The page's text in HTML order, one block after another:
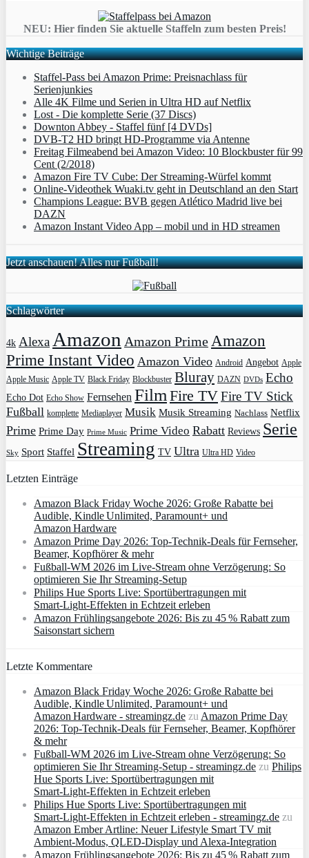
NEU: Hier finden Sie aktuelle Staffeln zum besten Preis!
Wichtige Beiträge
Staffel-Pass bei Amazon Prime: Preisnachlass für
Serienjunkies
Alle 4K Filme und Serien in Ultra HD auf Netflix
Lost - Die komplette Serie (37 Discs)
Downton Abbey - Staffel fünf [4 DVDs]
DVB-T2 HD bringt HD-Programme via Antenne
Freitag Filmeabend bei Amazon Video: 10 Blockbuster für 99
Cent (2/2018)
Amazon Fire TV Cube: Der Streaming-Würfel kommt
Online-Videothek Wuaki.tv geht in Deutschland an den Start
Champions League: BVB gegen Atlético Madrid live bei
DAZN
Amazon Instant Video App – mobil und in HD streamen
Jetzt anschauen! Alles nur Fußball!
Schlagwörter
4k Alexa Amazon Amazon Prime Amazon
Prime Instant Video Amazon Video Android Angebot Apple
Apple Music Apple TV Black Friday Blockbuster Bluray DAZN DVDs Echo
Echo Dot Echo Show Fernsehen Film Fire TVFire TV Stick
Fußball komplette Mediaplayer Musik Musik Streaming Nachlass Netflix
Prime Prime Day Prime Music Prime Video Rabatt Reviews Serie
Sky Sport Staffel Streaming TV Ultra Ultra HD Video
Letzten Einträge
Amazon Black Friday Woche 2026: Große Rabatte bei
Audible, Kindle Unlimited, Paramount+ und
Amazon Hardware
Amazon Prime Day 2026: Top-Technik-Deals für Fernseher,
Beamer, Kopfhörer & mehr
Fußball-WM 2026 im Live-Stream ohne Verzögerung: So
optimieren Sie Ihr Streaming-Setup
Philips Hue Sports Live: Sportübertragungen mit
Smart‑Light‑Effekten in Echtzeit erleben
Amazon Frühlingsangebote 2026: Bis zu 45 % Rabatt zum
Saisonstart sichern
Letzte Kommentare
Amazon Black Friday Woche 2026: Große Rabatte bei
Audible, Kindle Unlimited, Paramount+ und
Amazon Hardware - streamingz.de zu Amazon Prime Day
2026: Top-Technik-Deals für Fernseher, Beamer, Kopfhörer
& mehr
Fußball-WM 2026 im Live-Stream ohne Verzögerung: So
optimieren Sie Ihr Streaming-Setup - streamingz.de zu Philips
Hue Sports Live: Sportübertragungen mit
Smart‑Light‑Effekten in Echtzeit erleben
Philips Hue Sports Live: Sportübertragungen mit
Smart‑Light‑Effekten in Echtzeit erleben - streamingz.de zu
Amazon Ember Artline: Neuer Lifestyle Smart TV mit
Ambient‑Modus, QLED‑Display und Alexa‑Integration
Amazon Frühlingsangebote 2026: Bis zu 45 % Rabatt zum